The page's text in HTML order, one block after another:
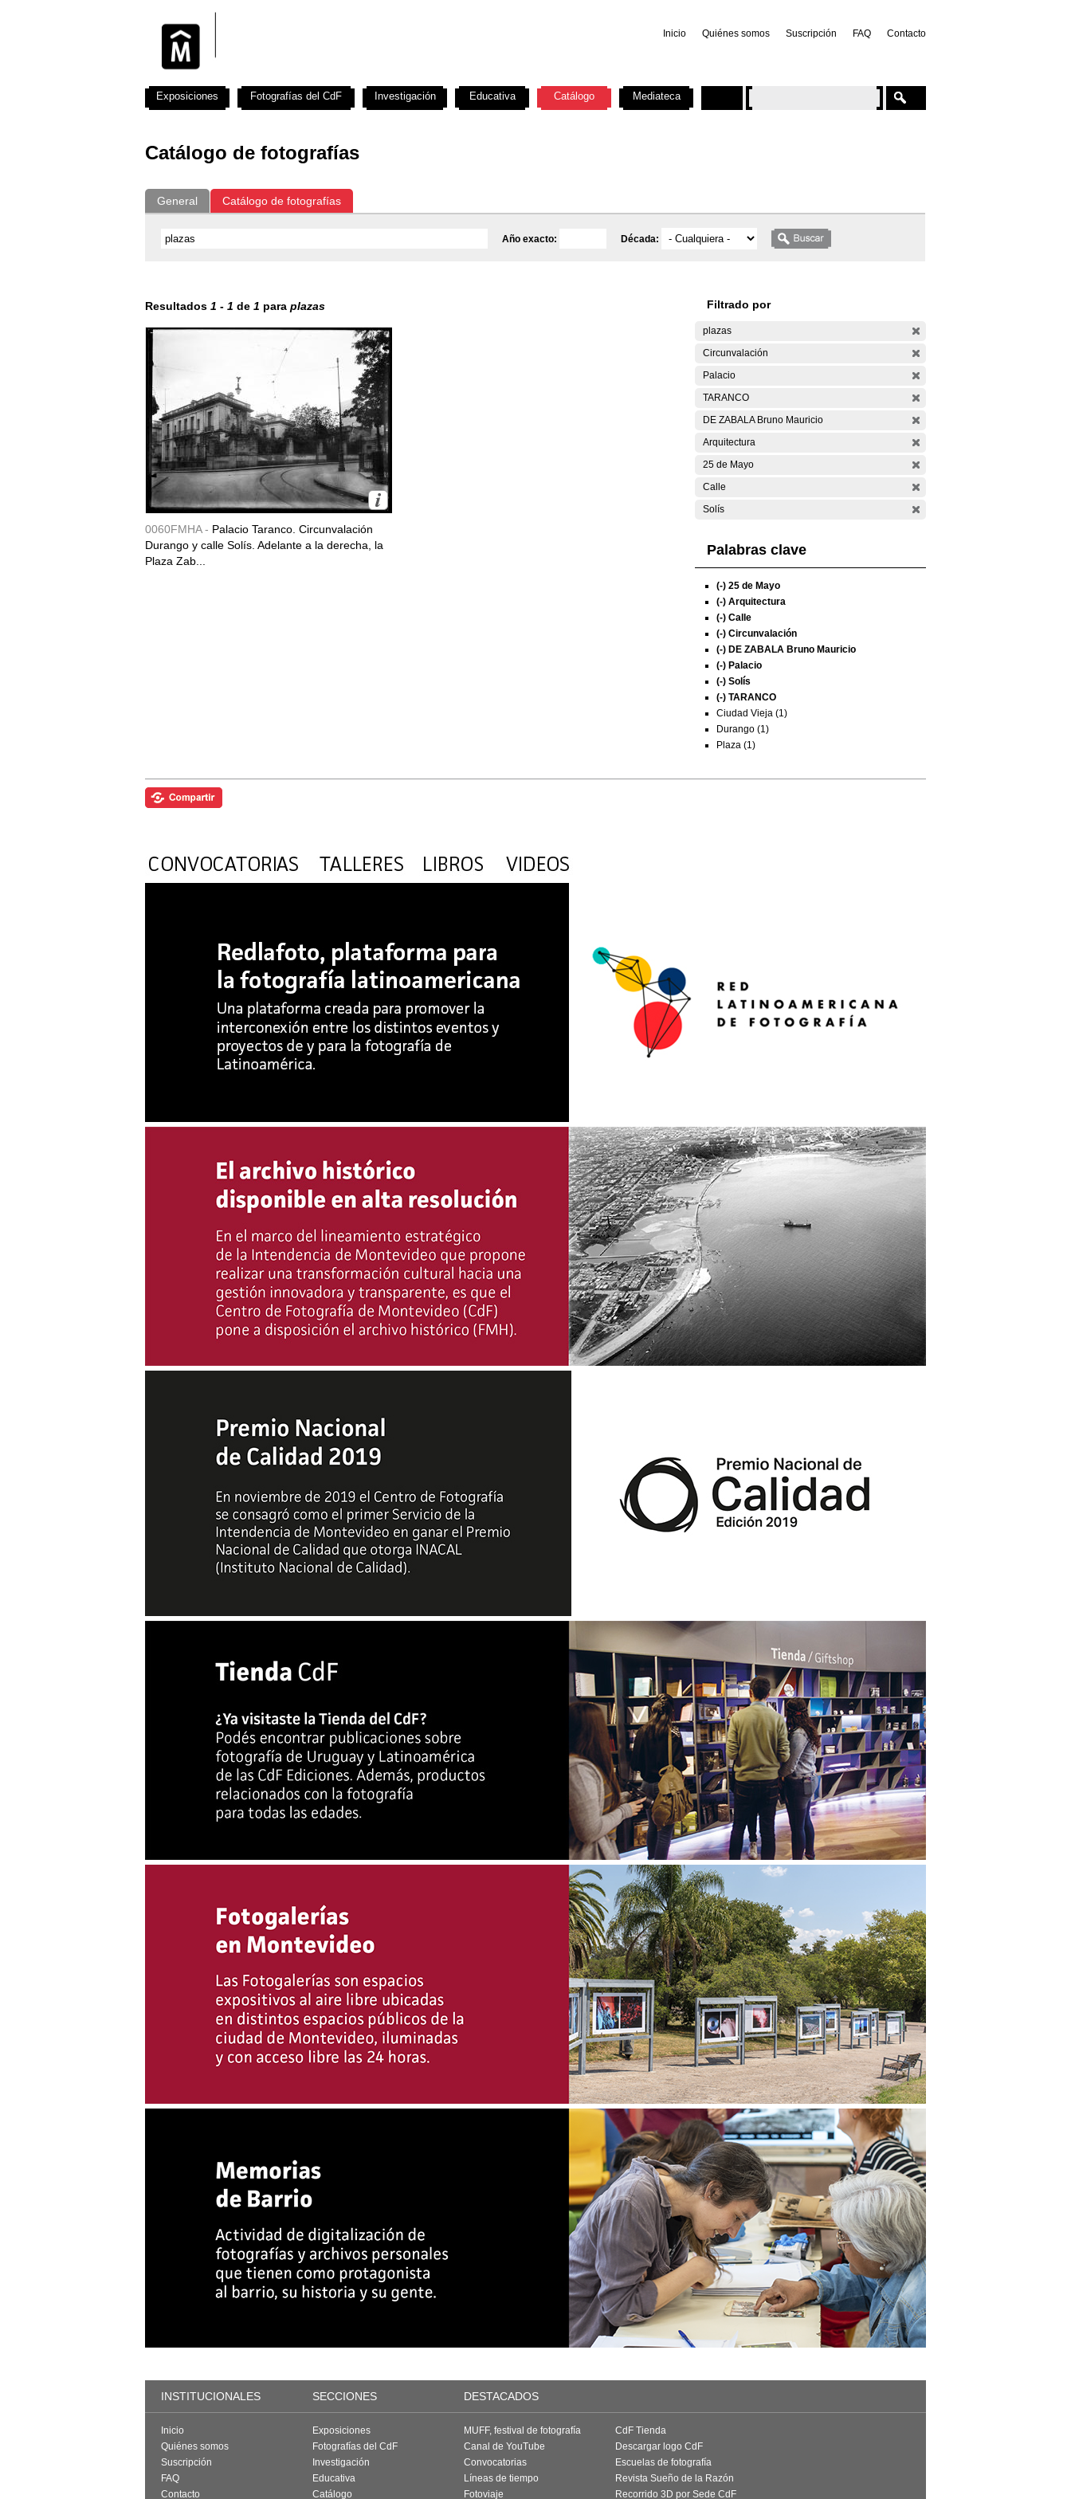
Inicio Quiénes somos Suscripción FAQ Contacto
Catálogo de fotografías
General Catálogo de fotografías
Año exacto: Década:
Resultados 1 - 1 de 1 para plazas
0060FMHA - Palacio Taranco. Circunvalación
Durango y calle Solís. Adelante a la derecha, la
Plaza Zab...
Filtrado por
plazas
Circunvalación
Palacio
TARANCO
DE ZABALA Bruno Mauricio
Arquitectura
25 de Mayo
Calle
Solís
Palabras clave
(-) 25 de Mayo
(-) Arquitectura
(-) Calle
(-) Circunvalación
(-) DE ZABALA Bruno Mauricio
(-) Palacio
(-) Solís
(-) TARANCO
Ciudad Vieja (1)
Durango (1)
Plaza (1)
Exposiciones Fotografías del CdF Investigación Educativa Catálogo Mediateca
INSTITUCIONALES SECCIONES DESTACADOS
Inicio
Quiénes somos
Suscripción
FAQ
Contacto
Exposiciones
Fotografías del CdF
Investigación
Educativa
Catálogo
MUFF, festival de fotografía
Canal de YouTube
Convocatorias
Líneas de tiempo
Fotoviaje
CdF Tienda
Descargar logo CdF
Escuelas de fotografía
Revista Sueño de la Razón
Recorrido 3D por Sede CdF